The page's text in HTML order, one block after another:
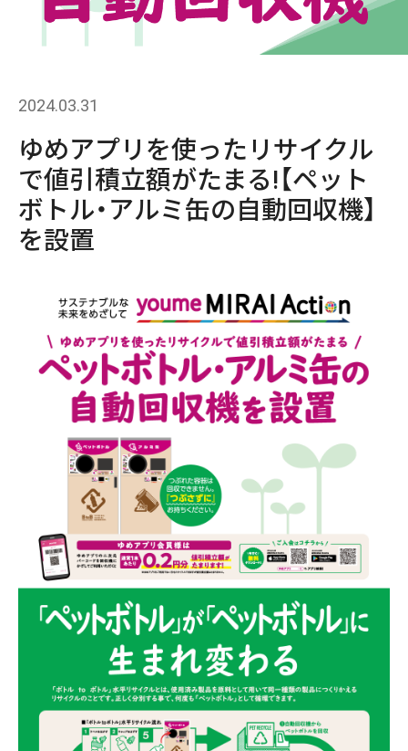
2024.03.31
ゆめアプリを使ったリサイクル
で値引積立額がたまる!【ペット
ボトル・アルミ缶の自動回収機】
を設置